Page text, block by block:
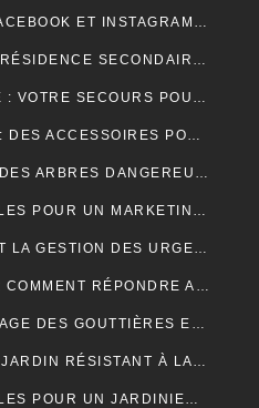
CRÉEZ DES PUBLICITÉS FACEBOOK ET INSTAGRAM EFFICACES POUR VOTRE BUSINESS
POURQUOI ACHETER UNE RÉSIDENCE SECONDAIRE DANS LA STATION BALNÉAIRE DE PORTICCIO EN CORSE DU SUD, DANS LE GOLFE D’AJACCIO ?
ENTREPRISE SPÉCIALISÉE : VOTRE SECOURS POUR FACILITER VOTRE DÉMÉNAGEMENT
LE CONFORT AVANT TOUT : DES ACCESSOIRES POUR JOUER PENDANT DES HEURES
LES DÉFIS DE L’ÉLAGAGE DES ARBRES DANGEREUX EN MILIEU RÉSIDENTIEL
LES OUTILS INDISPENSABLES POUR UN MARKETING DIGITAL RÉUSSI
L’ÉLAGUEUR GRIMPEUR ET LA GESTION DES URGENCES SUR LES ARBRES DANGEREUX
BOUTIQUES DE MEUBLES : COMMENT RÉPONDRE AUX EXIGENCES DES CLIENTS POINTILLEUX ?
POURQUOI UN BON DRAINAGE DES GOUTTIÈRES EST ESSENTIEL POUR VOTRE MAISON ?
LES SOLUTIONS POUR UN JARDIN RÉSISTANT À LA SÉCHERESSE
LES OUTILS INDISPENSABLES POUR UN JARDINIER PROFESSIONNEL